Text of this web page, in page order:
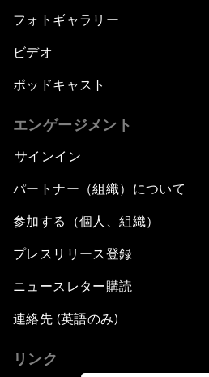
フォトギャラリー
ビデオ
ポッドキャスト
エンゲージメント
サインイン
パートナー（組織）について
参加する（個人、組織）
プレスリリース登録
ニュースレター購読
連絡先 (英語のみ)
リンク